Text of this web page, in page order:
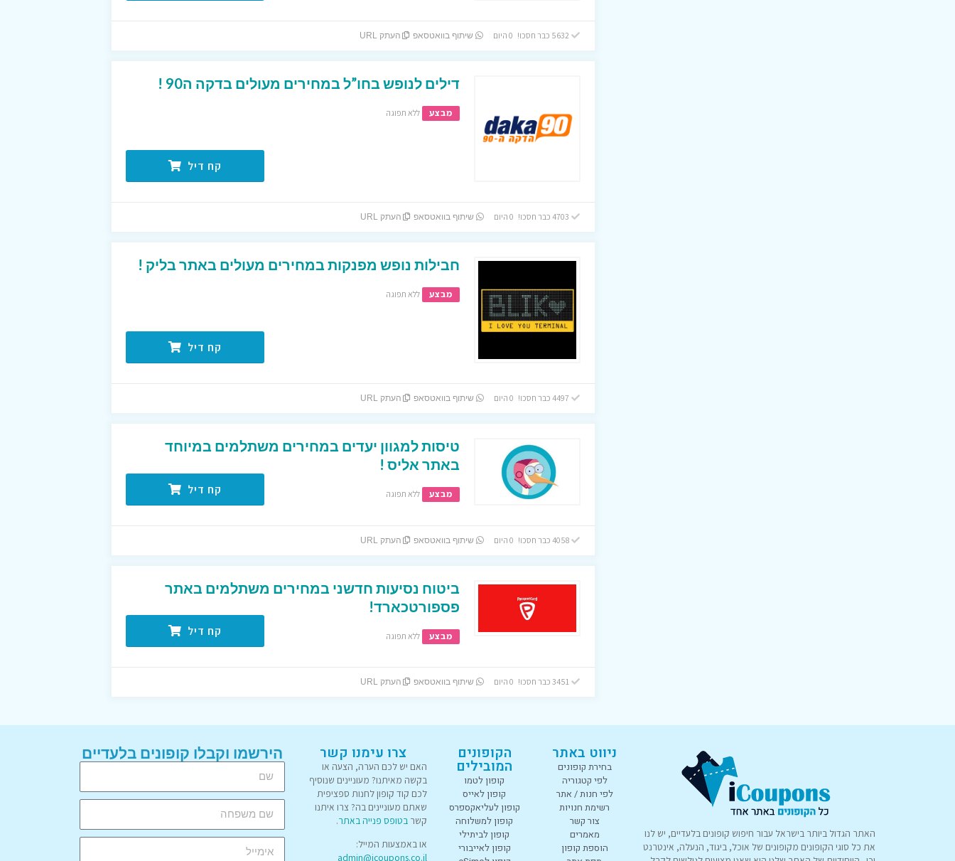
5632 כבר חסכו! 0 היום שיתוף בוואטסאפ העתק URL
דילים לנופש בחו”ל במחירים מעולים בדקה ה90 !
מבצע ללא תפוגה
קח דיל
שיתוף בוואטסאפ העתק URL
חבילות נופש מפנקות במחירים מעולים באתר בליק !
מבצע ללא תפוגה
קח דיל
שיתוף בוואטסאפ העתק URL
טיסות למגוון יעדים במחירים משתלמים במיוחד
באתר אליס !
מבצע ללא תפוגה קח דיל
4058 כבר חסכו! 0 היום שיתוף בוואטסאפ העתק URL
ביטוח נסיעות חדשני במחירים משתלמים באתר
פספורטכארד!
מבצע ללא תפוגה קח דיל
3451 כבר חסכו! 0 היום שיתוף בוואטסאפ העתק URL
האתר הגדול ביותר בישראל עבור חיפוש קופונים בלעדיים, יש לנו
את כל סוגי הקופונים מקופונים של אוכל, ביגוד, הנעלה, אינטרנט
ניווט באתר
בחירת קופונים
לפי קטגוריה
לפי חנות / אתר
רשימת חנויות
צור קשר
מאמרים
הוספת קופון
הקופונים
המובילים
קופון לטמו
קופון לאייס
קופון לעליאקספרס
קופון למשלוחה
קופון לביתילי
קופון לאייבורי
צרו עימנו קשר
האם יש לכם הערה, הצעה או
בקשה מאיתנו? מעוניינים שנוסיף
לכם קוד קופון לחנות ספציפית
שאתם מעוניינים בה? צרו איתנו
קשר בטופס פנייה באתר.
או באמצעות המייל:
admin@icoupons.co.il
הירשמו וקבלו קופונים בלעדיים